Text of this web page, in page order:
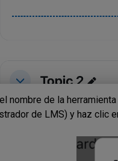
nombre de la
de LMS) y haz clic